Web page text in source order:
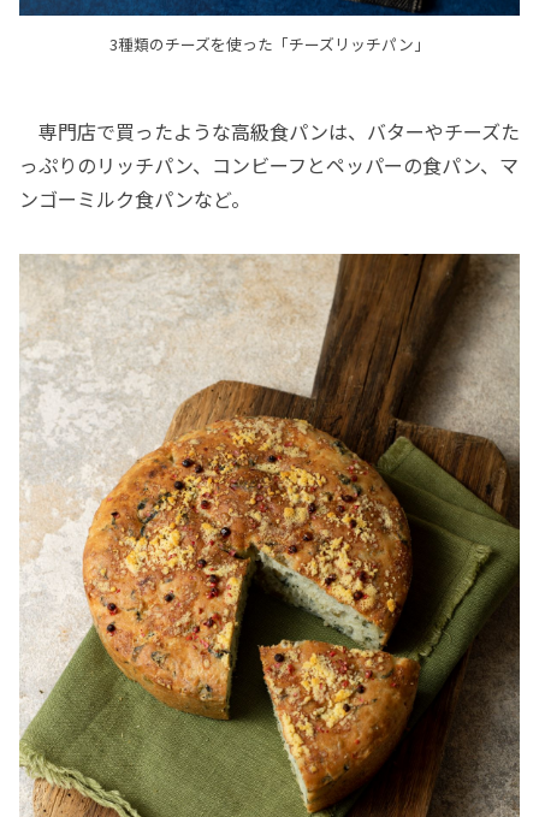
3種類のチーズを使った「チーズリッチパン」
専門店で買ったような高級食パンは、バターやチーズた
っぷりのリッチパン、コンビーフとペッパーの食パン、マ
ンゴーミルク食パンなど。